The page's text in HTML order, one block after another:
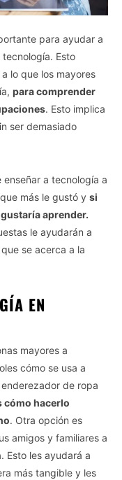
para ayudar a
Esto
lo que los mayores
para comprender
. Esto implica
ser demasiado
a tecnología a
más le gustó y si
aprender.
le ayudarán a
se acerca a la
EN
mayores a
cómo se usa a
de ropa
cómo hacerlo
. Otra opción es
amigos y familiares a
Esto les ayudará a
más tangible y les